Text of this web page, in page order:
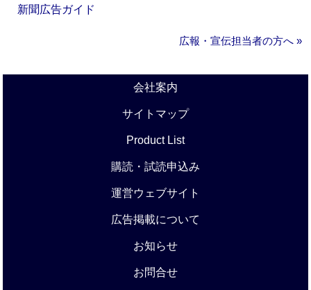
新聞広告ガイド
広報・宣伝担当者の方へ »
会社案内
サイトマップ
Product List
購読・試読申込み
運営ウェブサイト
広告掲載について
お知らせ
お問合せ